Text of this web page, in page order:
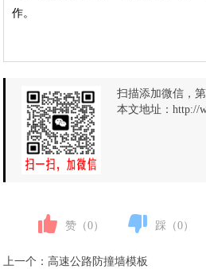
作。
扫描添加微信，
本文地址：http://
赞（0） 踩（0）
上一个： 高速公路防撞墙模板